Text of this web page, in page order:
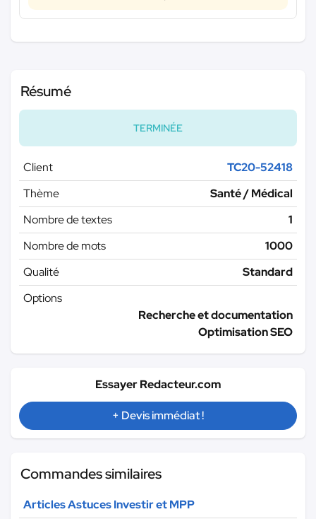
Résumé
TERMINÉE
Client
TC20-52418
Thème
Santé / Médical
Nombre de textes
1
Nombre de mots
1000
Qualité
Standard
Options
Recherche et documentation
Optimisation SEO
Essayer Redacteur.com
+ Devis immédiat !
Commandes similaires
Articles Astuces Investir et MPP